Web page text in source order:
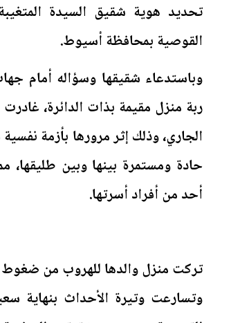
تحديد هوية شقيق السيدة
القوصية بمحافظة أسيوط.
وباستدعاء شقيقها وسؤاله أمام
ربة منزل مقيمة بذات الدائرة،
الجاري، وذلك إثر مرورها بأزمة
حادة ومستمرة بينها وبين طليقها،
أحد من أفراد أسرتها.
تركت منزل والدها للهروب من ضغوط
وتسارعت وتيرة الأحداث بنهاية